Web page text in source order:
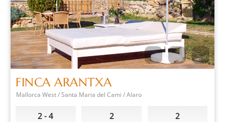
FINCA ARANTXA
Mallorca West / Santa Maria del Cami / Alaro
2 - 4 2 2